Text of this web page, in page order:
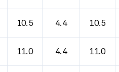
10.5 4.4 10.5
11.0 4.4 11.0